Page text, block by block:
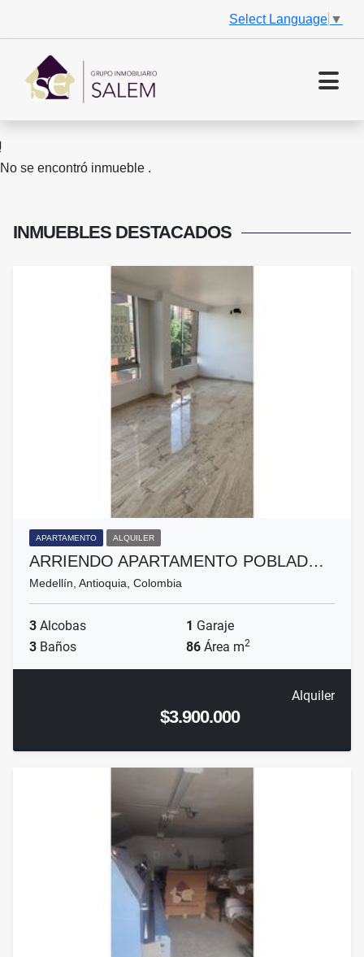
Select Language ▼
No se encontró inmueble .
INMUEBLES DESTACADOS
APARTAMENTO ALQUILER
ARRIENDO APARTAMENTO POBLAD…
Medellín, Antioquia, Colombia
3 Alcobas 1 Garaje
3 Baños 86 Área m2
Alquiler
$3.900.000